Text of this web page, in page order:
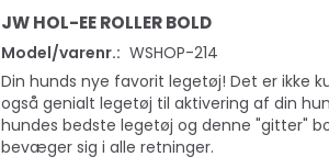
JW HOL-EE ROLLER BOLD
Model/varenr.: WSHOP-214
Din hunds nye favorit legetøj! Det er ikke
også genialt legetøj til aktivering af din
hundes bedste legetøj og denne "gitter"
bevæger sig i alle retninger.